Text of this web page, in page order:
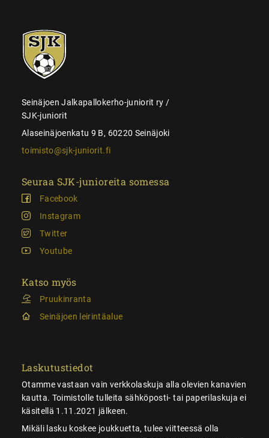
SJK-
juniorit
Seinäjoen Jalkapallokerho-juniorit ry /
SJK-juniorit
Alaseinäjoenkatu 9 B, 60220 Seinäjoki
toimisto@sjk-juniorit.fi
Seuraa SJK-junioreita somessa
Facebook
Instagram
Twitter
Youtube
Katso myös
Pruukinranta
Seinäjoen leirintäalue
Laskutustiedot
Otamme vastaan vain verkkolaskuja alla olevien kanavien
kautta. Toimistolle tulleita sähköposti- tai paperilaskuja ei
käsitellä 1.11.2021 jälkeen.
Mikäli lasku koskee joukkuetta, tulee viitteessä olla